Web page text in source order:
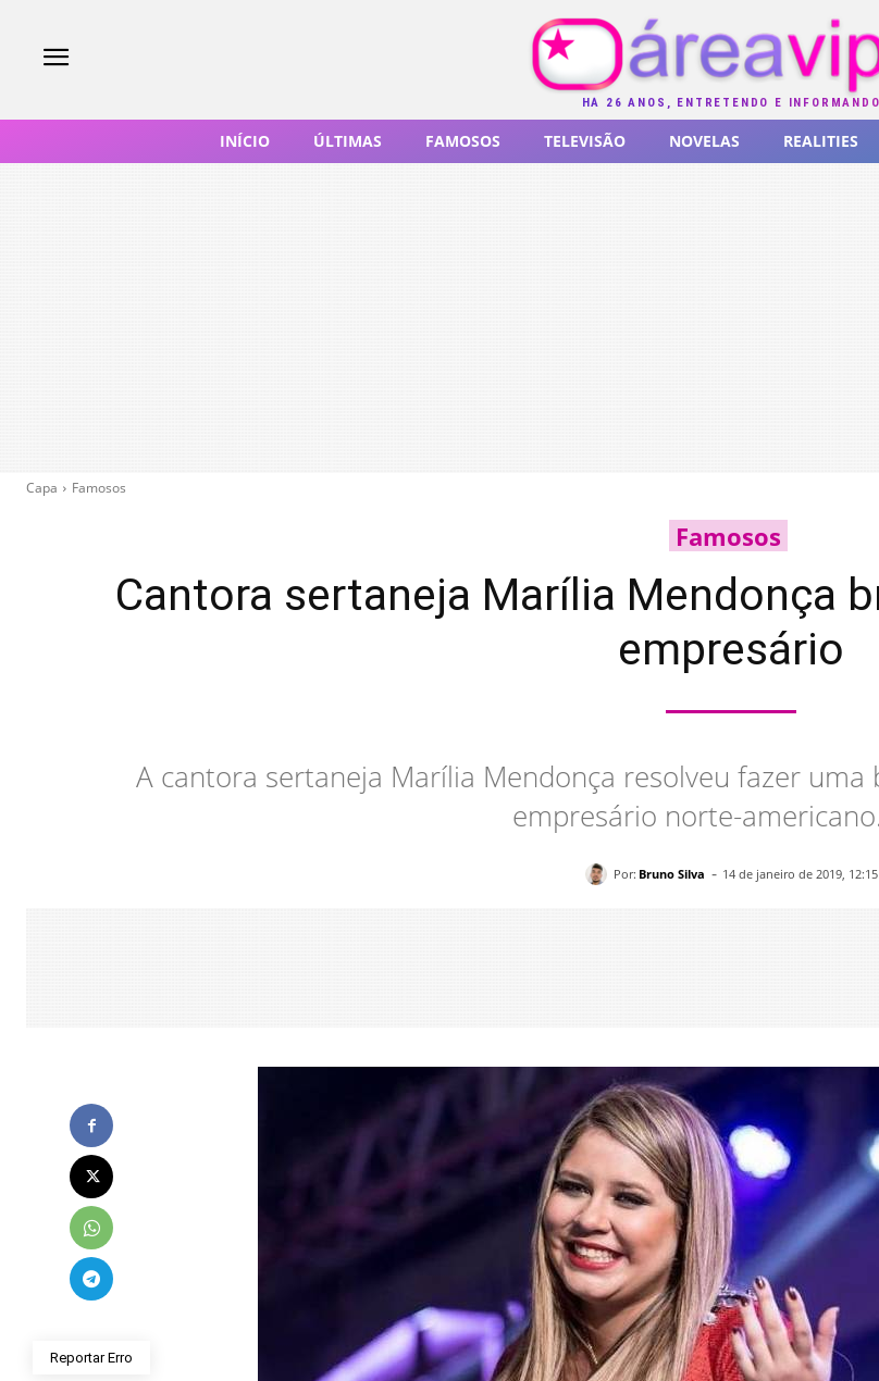
HÁ 26 ANOS, ENTRETENDO E INFORMANDO
INÍCIO ÚLTIMAS FAMOSOS TELEVISÃO NOVELAS REALITIES
Capa Famosos
Famosos
Cantora sertaneja Marília Mendonça
empresário
A cantora sertaneja Marília Mendonça resolveu fazer
empresário norte-
Por: Bruno Silva - 14 de janeiro de 2019, 12:15
Reportar Erro